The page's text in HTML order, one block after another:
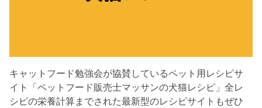
キャットフード勉強会が協賛しているペット用レシピサ
イト「ペットフード販売士マッサンの犬猫レシピ」全レ
シピの栄養計算までされた最新型のレシピサイトもぜひ